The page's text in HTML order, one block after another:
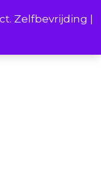
Zelfbevrijding |